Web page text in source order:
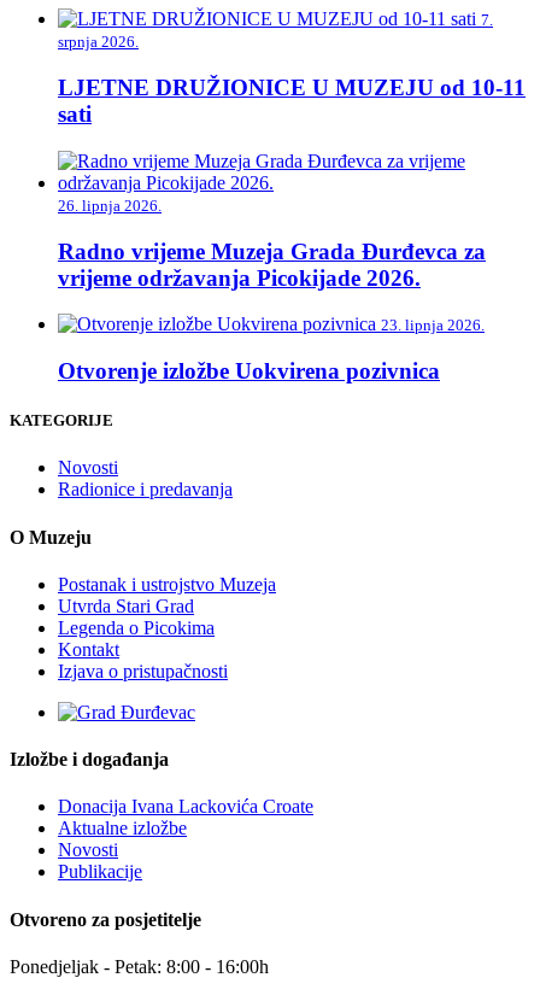
7.
srpnja 2026.
LJETNE DRUŽIONICE U MUZEJU od 10-11
sati
26. lipnja 2026.
Radno vrijeme Muzeja Grada Đurđevca za
vrijeme održavanja Picokijade 2026.
23. lipnja 2026.
Otvorenje izložbe Uokvirena pozivnica
KATEGORIJE
Novosti
Radionice i predavanja
O Muzeju
Postanak i ustrojstvo Muzeja
Utvrda Stari Grad
Legenda o Picokima
Kontakt
Izjava o pristupačnosti
Izložbe i događanja
Donacija Ivana Lackovića Croate
Aktualne izložbe
Novosti
Publikacije
Otvoreno za posjetitelje
Ponedjeljak - Petak: 8:00 - 16:00h